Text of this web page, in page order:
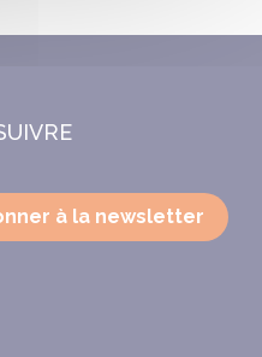
à la newsletter